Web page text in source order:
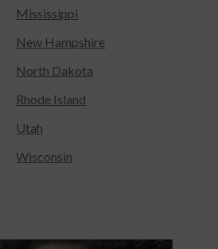
Mississippi
New Hampshire
North Dakota
Rhode Island
Utah
Wisconsin